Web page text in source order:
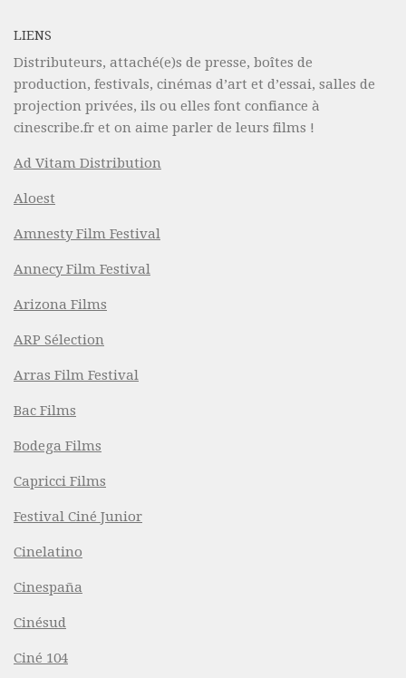
LIENS
Distributeurs, attaché(e)s de presse, boîtes de
production, festivals, cinémas d’art et d’essai, salles de
projection privées, ils ou elles font confiance à
cinescribe.fr et on aime parler de leurs films !
Ad Vitam Distribution
Aloest
Amnesty Film Festival
Annecy Film Festival
Arizona Films
ARP Sélection
Arras Film Festival
Bac Films
Bodega Films
Capricci Films
Festival Ciné Junior
Cinelatino
Cinespaña
Cinésud
Ciné 104